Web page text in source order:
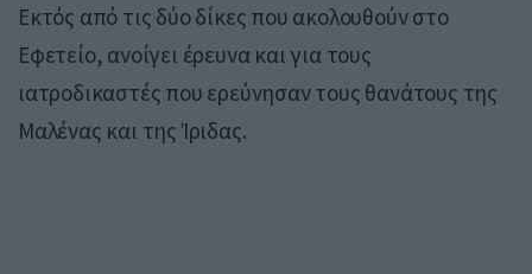
Εκτός από τις δύο δίκες που ακολουθούν στο
Εφετείο, ανοίγει έρευνα και για τους
ιατροδικαστές που ερεύνησαν τους θανάτους της
Μαλένας και της Ίριδας.